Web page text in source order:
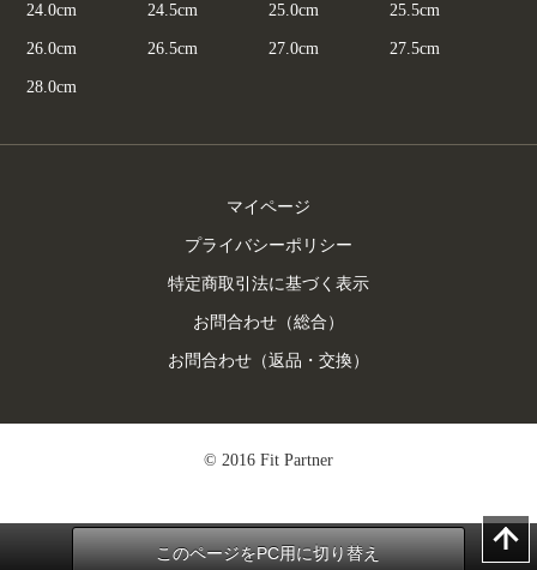
24.0cm 24.5cm 25.0cm 25.5cm
26.0cm 26.5cm 27.0cm 27.5cm
28.0cm
マイページ
プライバシーポリシー
特定商取引法に基づく表示
お問合わせ（総合）
お問合わせ（返品・交換）
© 2016 Fit Partner
このページをPC用に切り替え